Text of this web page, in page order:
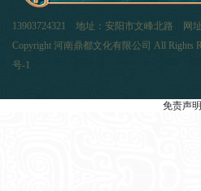
13903724321 地址：安阳市文峰北路 网址
Copyright 河南鼎都文化有限公司 All Rights
号-1
免责声明